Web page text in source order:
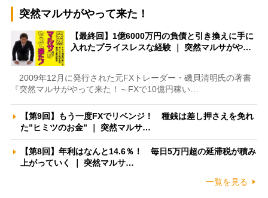
突然マルサがやって来た！
【最終回】1億6000万円の負債と引き換えに手に
入れたプライスレスな経験 ｜ 突然マルサがや…
2009年12月に発行された元FXトレーダー・磯貝清明氏の著書
『突然マルサがやって来た！～FXで10億円稼い…
【第9回】もう一度FXでリベンジ！ 種銭は差し押さえを免れ
た”ヒミツのお金” ｜ 突然マルサ…
【第8回】年利はなんと14.6％！ 毎日5万円超の延滞税が積み
上がっていく ｜ 突然マルサ…
一覧を見る